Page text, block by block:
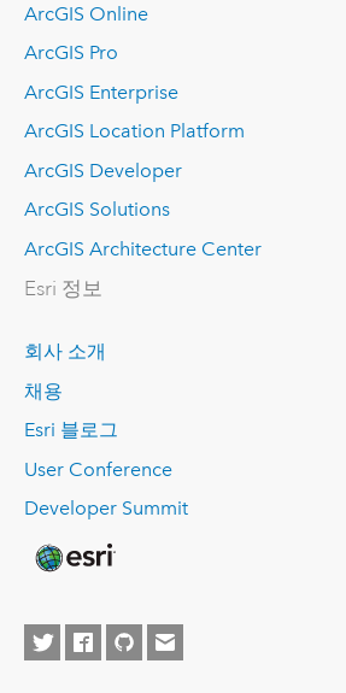
ArcGIS Online
ArcGIS Pro
ArcGIS Enterprise
ArcGIS Location Platform
ArcGIS Developer
ArcGIS Solutions
ArcGIS Architecture Center
Esri 정보
회사 소개
채용
Esri 블로그
User Conference
Developer Summit